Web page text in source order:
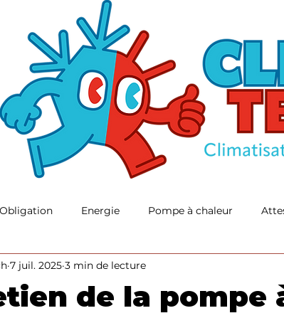
Obligation Energie Pompe à chaleur
PAC climatisation réversible air-eau
de la pompe
7 juil. 2025 3 min de lecture